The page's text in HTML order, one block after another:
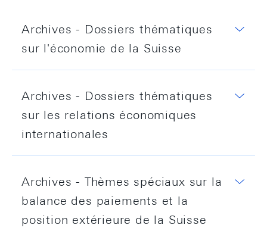
Archives - Dossiers thématiques
sur l'économie de la Suisse
Le patrimoine des ménages domiciliés
en Suisse: concepts et comparaison
data.snb.ch
Communiqué de presse, avril 2021
Relations entre le compte financier de la
Archives - Dossiers thématiques
sur les relations économiques
internationales
Les banques dans la balance des
paiements et la position extérieure, mai
Archives - Thèmes spéciaux sur la
balance des paiements et la
position extérieure de la Suisse